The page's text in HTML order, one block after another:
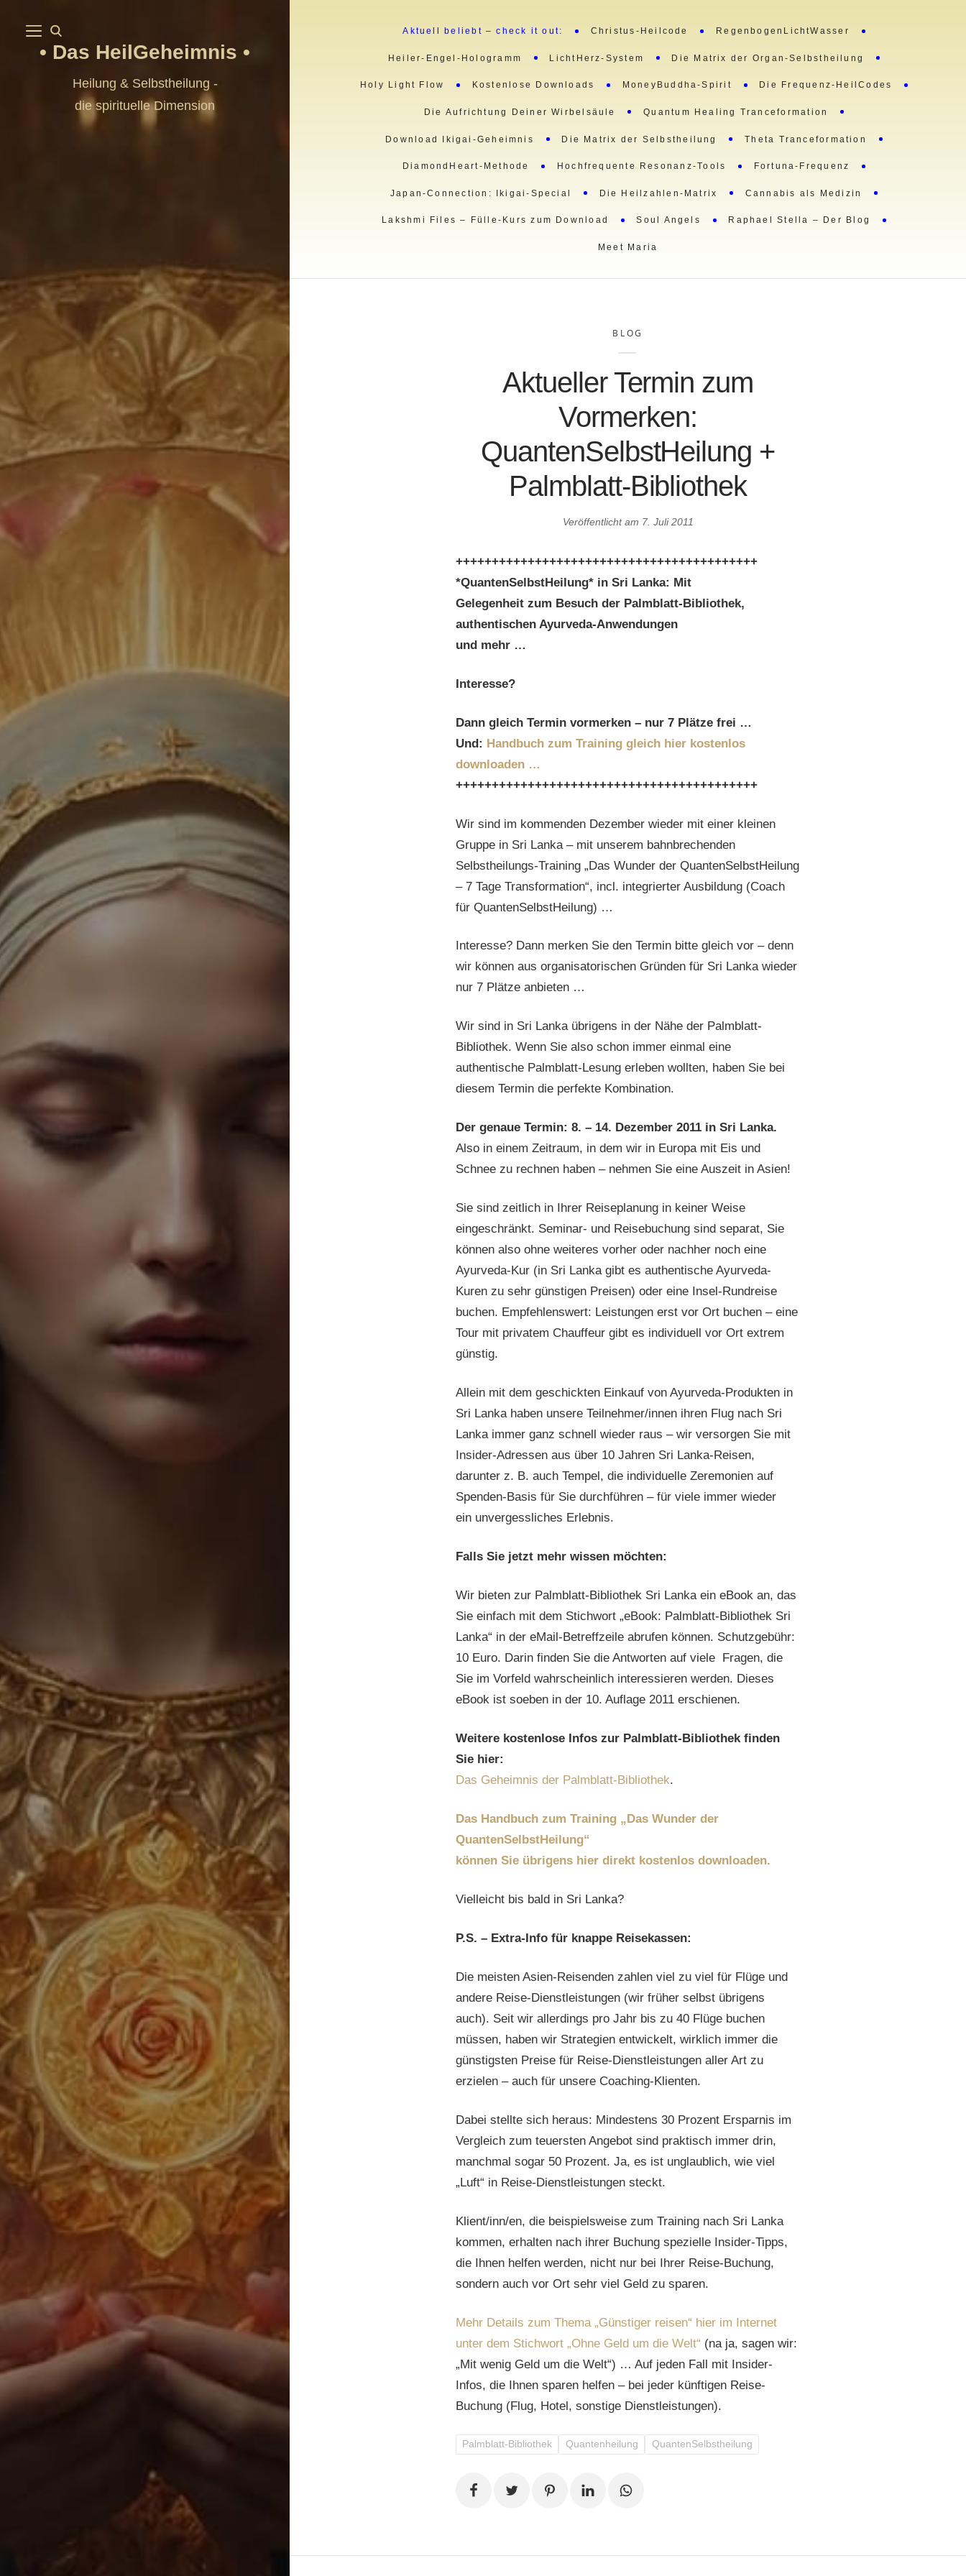
Das HeilGeheimnis
Heilung & Selbstheilung -
die spirituelle Dimension
Aktuell beliebt – check it out: Christus-Heilcode RegenbogenLichtWasser
Heiler-Engel-Hologramm LichtHerz-System Die Matrix der Organ-Selbstheilung
Holy Light Flow Kostenlose Downloads MoneyBuddha-Spirit Die Frequenz-HeilCodes
Die Aufrichtung Deiner Wirbelsäule Quantum Healing Tranceformation
Download Ikigai-Geheimnis Die Matrix der Selbstheilung Theta Tranceformation
DiamondHeart-Methode Hochfrequente Resonanz-Tools Fortuna-Frequenz
Japan-Connection: Ikigai-Special Die Heilzahlen-Matrix Cannabis als Medizin
Lakshmi Files – Fülle-Kurs zum Download Soul Angels Raphael Stella – Der Blog
Meet Maria
BLOG
Aktueller Termin zum
Vormerken:
QuantenSelbstHeilung +
Palmblatt-Bibliothek
Veröffentlicht am 7. Juli 2011
++++++++++++++++++++++++++++++++++++++++++
*QuantenSelbstHeilung* in Sri Lanka: Mit
Gelegenheit zum Besuch der Palmblatt-Bibliothek,
authentischen Ayurveda-Anwendungen
und mehr …
Interesse?
Dann gleich Termin vormerken – nur 7 Plätze frei …
Und: Handbuch zum Training gleich hier kostenlos
downloaden …
++++++++++++++++++++++++++++++++++++++++++
Wir sind im kommenden Dezember wieder mit einer kleinen
Gruppe in Sri Lanka – mit unserem bahnbrechenden
Selbstheilungs-Training „Das Wunder der QuantenSelbstHeilung
– 7 Tage Transformation“, incl. integrierter Ausbildung (Coach
für QuantenSelbstHeilung) …
Interesse? Dann merken Sie den Termin bitte gleich vor – denn
wir können aus organisatorischen Gründen für Sri Lanka wieder
nur 7 Plätze anbieten …
Wir sind in Sri Lanka übrigens in der Nähe der Palmblatt-
Bibliothek. Wenn Sie also schon immer einmal eine
authentische Palmblatt-Lesung erleben wollten, haben Sie bei
diesem Termin die perfekte Kombination.
Der genaue Termin: 8. – 14. Dezember 2011 in Sri Lanka.
Also in einem Zeitraum, in dem wir in Europa mit Eis und
Schnee zu rechnen haben – nehmen Sie eine Auszeit in Asien!
Sie sind zeitlich in Ihrer Reiseplanung in keiner Weise
eingeschränkt. Seminar- und Reisebuchung sind separat, Sie
können also ohne weiteres vorher oder nachher noch eine
Ayurveda-Kur (in Sri Lanka gibt es authentische Ayurveda-
Kuren zu sehr günstigen Preisen) oder eine Insel-Rundreise
buchen. Empfehlenswert: Leistungen erst vor Ort buchen – eine
Tour mit privatem Chauffeur gibt es individuell vor Ort extrem
günstig.
Allein mit dem geschickten Einkauf von Ayurveda-Produkten in
Sri Lanka haben unsere Teilnehmer/innen ihren Flug nach Sri
Lanka immer ganz schnell wieder raus – wir versorgen Sie mit
Insider-Adressen aus über 10 Jahren Sri Lanka-Reisen,
darunter z. B. auch Tempel, die individuelle Zeremonien auf
Spenden-Basis für Sie durchführen – für viele immer wieder
ein unvergessliches Erlebnis.
Falls Sie jetzt mehr wissen möchten:
Wir bieten zur Palmblatt-Bibliothek Sri Lanka ein eBook an, das
Sie einfach mit dem Stichwort „eBook: Palmblatt-Bibliothek Sri
Lanka“ in der eMail-Betreffzeile abrufen können. Schutzgebühr:
10 Euro. Darin finden Sie die Antworten auf viele Fragen, die
Sie im Vorfeld wahrscheinlich interessieren werden. Dieses
eBook ist soeben in der 10. Auflage 2011 erschienen.
Weitere kostenlose Infos zur Palmblatt-Bibliothek finden
Sie hier:
Das Geheimnis der Palmblatt-Bibliothek.
Das Handbuch zum Training „Das Wunder der
QuantenSelbstHeilung“
können Sie übrigens hier direkt kostenlos downloaden.
Vielleicht bis bald in Sri Lanka?
P.S. – Extra-Info für knappe Reisekassen:
Die meisten Asien-Reisenden zahlen viel zu viel für Flüge und
andere Reise-Dienstleistungen (wir früher selbst übrigens
auch). Seit wir allerdings pro Jahr bis zu 40 Flüge buchen
müssen, haben wir Strategien entwickelt, wirklich immer die
günstigsten Preise für Reise-Dienstleistungen aller Art zu
erzielen – auch für unsere Coaching-Klienten.
Dabei stellte sich heraus: Mindestens 30 Prozent Ersparnis im
Vergleich zum teuersten Angebot sind praktisch immer drin,
manchmal sogar 50 Prozent. Ja, es ist unglaublich, wie viel
„Luft“ in Reise-Dienstleistungen steckt.
Klient/inn/en, die beispielsweise zum Training nach Sri Lanka
kommen, erhalten nach ihrer Buchung spezielle Insider-Tipps,
die Ihnen helfen werden, nicht nur bei Ihrer Reise-Buchung,
sondern auch vor Ort sehr viel Geld zu sparen.
Mehr Details zum Thema „Günstiger reisen“ hier im Internet
unter dem Stichwort „Ohne Geld um die Welt“ (na ja, sagen wir:
„Mit wenig Geld um die Welt“) … Auf jeden Fall mit Insider-
Infos, die Ihnen sparen helfen – bei jeder künftigen Reise-
Buchung (Flug, Hotel, sonstige Dienstleistungen).
Palmblatt-Bibliothek Quantenheilung QuantenSelbstheilung